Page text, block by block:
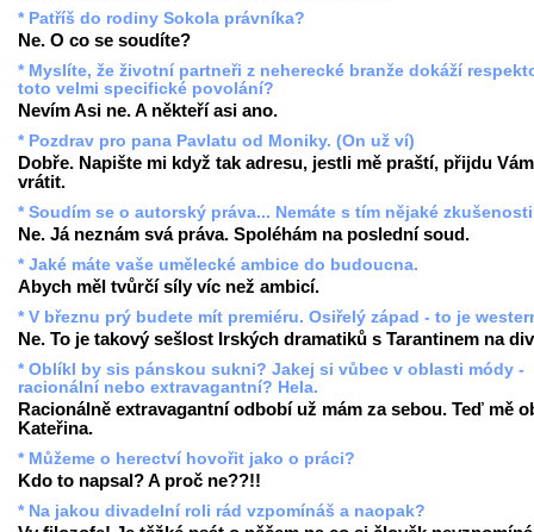
* Patříš do rodiny Sokola právníka?
Ne. O co se soudíte?
* Myslíte, že životní partneři z neherecké branže dokáží
toto velmi specifické povolání?
Nevím Asi ne. A někteří asi ano.
* Pozdrav pro pana Pavlatu od Moniky. (On už ví)
Dobře. Napište mi když tak adresu, jestli mě praští, přijdu
vrátit.
* Soudím se o autorský práva... Nemáte s tím nějaké
Ne. Já neznám svá práva. Spoléhám na poslední soud.
* Jaké máte vaše umělecké ambice do budoucna.
Abych měl tvůrčí síly víc než ambicí.
* V březnu prý budete mít premiéru. Osiřelý západ - to je
Ne. To je takový sešlost Irských dramatiků s Tarantinem na
* Oblíkl by sis pánskou sukni? Jakej si vůbec v oblasti módy -
racionální nebo extravagantní? Hela.
Racionálně extravagantní odbobí už mám za sebou. Teď mě
Kateřina.
* Můžeme o herectví hovořit jako o práci?
Kdo to napsal? A proč ne??!!
* Na jakou divadelní roli rád vzpomínáš a naopak?